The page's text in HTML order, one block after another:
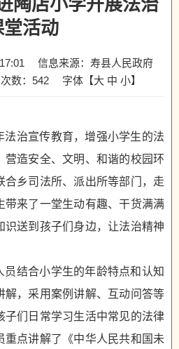
陶店小学开展法治
堂活动
信息来源：寿县人民政府
数： 542 字体【大 中 小】
法治宣传教育，增强小学生的法
营造安全、文明、和谐的校园环
合乡司法所、派出所等部门，走
带来了一堂生动有趣、干货满满
识送到孩子们身边，让法治精神
员结合小学生的年龄特点和认知
解，采用案例讲解、互动问答等
子们日常学习生活中常见的法律
重点讲解了《中华人民共和国未